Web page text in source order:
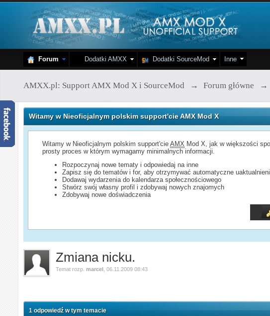
Forum Dodatki AMXX Dodatki SourceMod Inne
AMXX.pl: Support AMX Mod X i SourceMod → Forum główne →
Witamy w Nieoficjalnym polskim support'cie AMX Mod X
Witamy w Nieoficjalnym polskim support'cieAMX Mod X, jak w większości
prosty proces w którym wymagamy minimalnych informacji.
Rozpoczynaj nowe tematy i odpowiedaj na inne
Zapisz się do tematów i for, aby otrzymywać automatyczne
Dodawaj wydarzenia do kalendarza społecznościowego
Stwórz swój własny profil i zdobywaj nowych znajomych
Zdobywaj nowe doświadczenia
Zmiana nicku.
Temat rozp.marcel ,06.11.2009 08:43
1 odpowiedź w tym temacie